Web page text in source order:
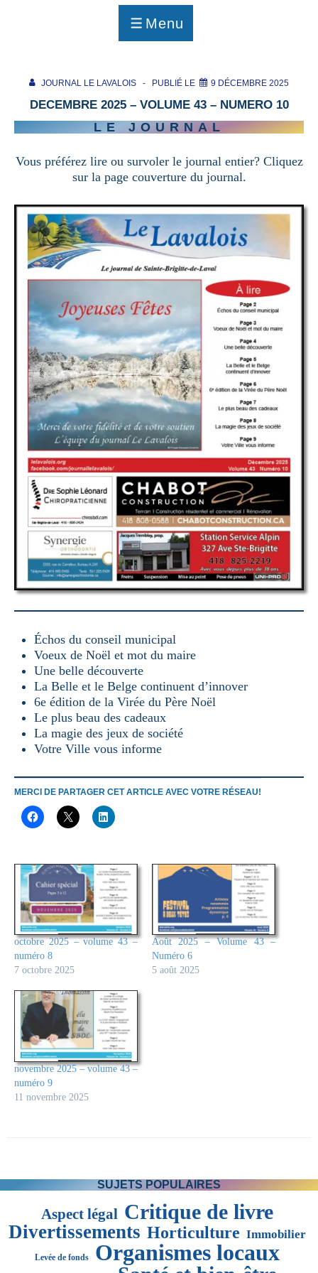
Menu
MENU
JOURNAL LE LAVALOIS PUBLIÉ LE 9 DÉCEMBRE 2025
DECEMBRE 2025 – VOLUME 43 – NUMERO 10
LE JOURNAL
Vous préférez lire ou survoler le journal entier? Cliquez
sur la page couverture du journal.
Échos du conseil municipal
Voeux de Noël et mot du maire
Une belle découverte
La Belle et le Belge continuent d’innover
6e édition de la Virée du Père Noël
Le plus beau des cadeaux
La magie des jeux de société
Votre Ville vous informe
MERCI DE PARTAGER CET ARTICLE AVEC VOTRE RÉSEAU!
octobre 2025 – volume 43 –
numéro 8
7 octobre 2025
Août 2025 – Volume 43 –
Numéro 6
5 août 2025
novembre 2025 – volume 43 –
numéro 9
11 novembre 2025
SUJETS POPULAIRES
Aspect légal Critique de livre
Divertissements Horticulture Immobilier
Levée de fonds Organismes locaux